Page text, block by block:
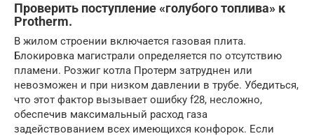
Проверить поступление «голубого топлива» к
Protherm.
В жилом строении включается газовая плита.
Блокировка магистрали определяется по отсутствию
пламени. Розжиг котла Протерм затруднен или
невозможен и при низком давлении в трубе. Убедиться,
что этот фактор вызывает ошибку f28, несложно,
обеспечив максимальный расход газа
задействованием всех имеющихся конфорок. Если